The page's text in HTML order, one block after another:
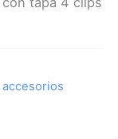
accesorios